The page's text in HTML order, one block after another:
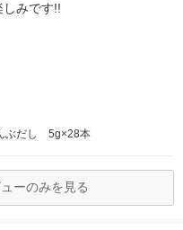
しみです!!
ぶだし 5g×28本
ーのみを見る